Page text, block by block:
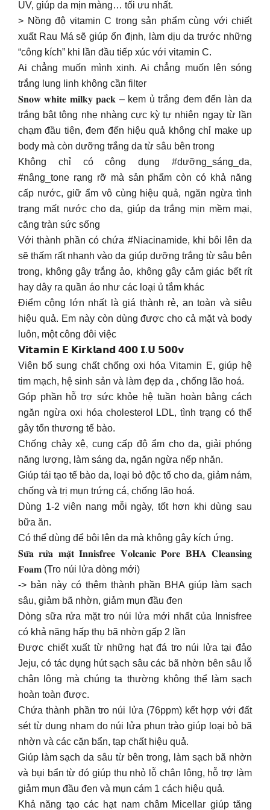
UV, giúp da mịn màng… tối ưu nhất.
> Nồng độ vitamin C trong sản phẩm cùng với chiết
xuất Rau Má sẽ giúp ổn định, làm dịu da trước những
“công kích” khi lần đầu tiếp xúc với vitamin C.
Ai chẳng muốn mình xinh. Ai chẳng muốn lên sóng
trắng lung linh không cần filter
𝐒𝐧𝐨𝐰 𝐰𝐡𝐢𝐭𝐞 𝐦𝐢𝐥𝐤𝐲 𝐩𝐚𝐜𝐤 – kem ủ trắng đem đến làn da
trắng bật tông nhẹ nhàng cực kỳ tự nhiên ngay từ lần
chạm đầu tiên, đem đến hiệu quả không chỉ make up
body mà còn dưỡng trắng da từ sâu bên trong
Không chỉ có công dụng #dưỡng_sáng_da,
#nâng_tone rạng rỡ mà sản phẩm còn có khả năng
cấp nước, giữ ẩm vô cùng hiệu quả, ngăn ngừa tình
trạng mất nước cho da, giúp da trắng mịn mềm mại,
căng tràn sức sống
Với thành phần có chứa #Niacinamide, khi bôi lên da
sẽ thấm rất nhanh vào da giúp dưỡng trắng từ sâu bên
trong, không gây trắng ảo, không gây cảm giác bết rít
hay dây ra quần áo như các loại ủ tắm khác
Điểm cộng lớn nhất là giá thành rẻ, an toàn và siêu
hiệu quả. Em này còn dùng được cho cả mặt và body
luôn, một công đôi việc
𝗩𝗶𝘁𝗮𝗺𝗶𝗻 𝗘 𝗞𝗶𝗿𝗸𝗹𝗮𝗻𝗱 𝟰𝟬𝟬 𝗜.𝗨 𝟱𝟬𝟬𝘃
Viên bổ sung chất chống oxi hóa Vitamin E, giúp hệ
tim mạch, hệ sinh sản và làm đẹp da , chống lão hoá.
Góp phần hỗ trợ sức khỏe hệ tuần hoàn bằng cách
ngăn ngừa oxi hóa cholesterol LDL, tình trạng có thể
gây tổn thương tế bào.
Chống chảy xệ, cung cấp độ ẩm cho da, giải phóng
năng lượng, làm sáng da, ngăn ngừa nếp nhăn.
Giúp tái tạo tế bào da, loại bỏ độc tố cho da, giảm nám,
chống và trị mụn trứng cá, chống lão hoá.
Dùng 1-2 viên nang mỗi ngày, tốt hơn khi dùng sau
bữa ăn.
Có thể dùng để bôi lên da mà không gây kích ứng.
𝐒𝐮̛̃𝐚 𝐫𝐮̛̉𝐚 𝐦𝐚̣̆𝐭 𝐈𝐧𝐧𝐢𝐬𝐟𝐫𝐞𝐞 𝐕𝐨𝐥𝐜𝐚𝐧𝐢𝐜 𝐏𝐨𝐫𝐞 𝐁𝐇𝐀 𝐂𝐥𝐞𝐚𝐧𝐬𝐢𝐧𝐠
𝐅𝐨𝐚𝐦 (Tro núi lửa dòng mới)
-> bản này có thêm thành phần BHA giúp làm sạch
sâu, giảm bã nhờn, giảm mụn đầu đen
Dòng sữa rửa mặt tro núi lửa mới nhất của Innisfree
có khả năng hấp thụ bã nhờn gấp 2 lần
Được chiết xuất từ những hạt đá tro núi lửa tại đảo
Jeju, có tác dụng hút sạch sâu các bã nhờn bên sâu lỗ
chân lông mà chúng ta thường không thể làm sạch
hoàn toàn được.
Chứa thành phần tro núi lửa (76ppm) kết hợp với đất
sét từ dung nham do núi lửa phun trào giúp loại bỏ bã
nhờn và các cặn bẩn, tạp chất hiệu quả.
Giúp làm sạch da sâu từ bên trong, làm sạch bã nhờn
và bụi bẩn từ đó giúp thu nhỏ lỗ chân lông, hỗ trợ làm
giảm mụn đầu đen và mụn cám 1 cách hiệu quả.
Khả năng tạo các hạt nam châm Micellar giúp tăng